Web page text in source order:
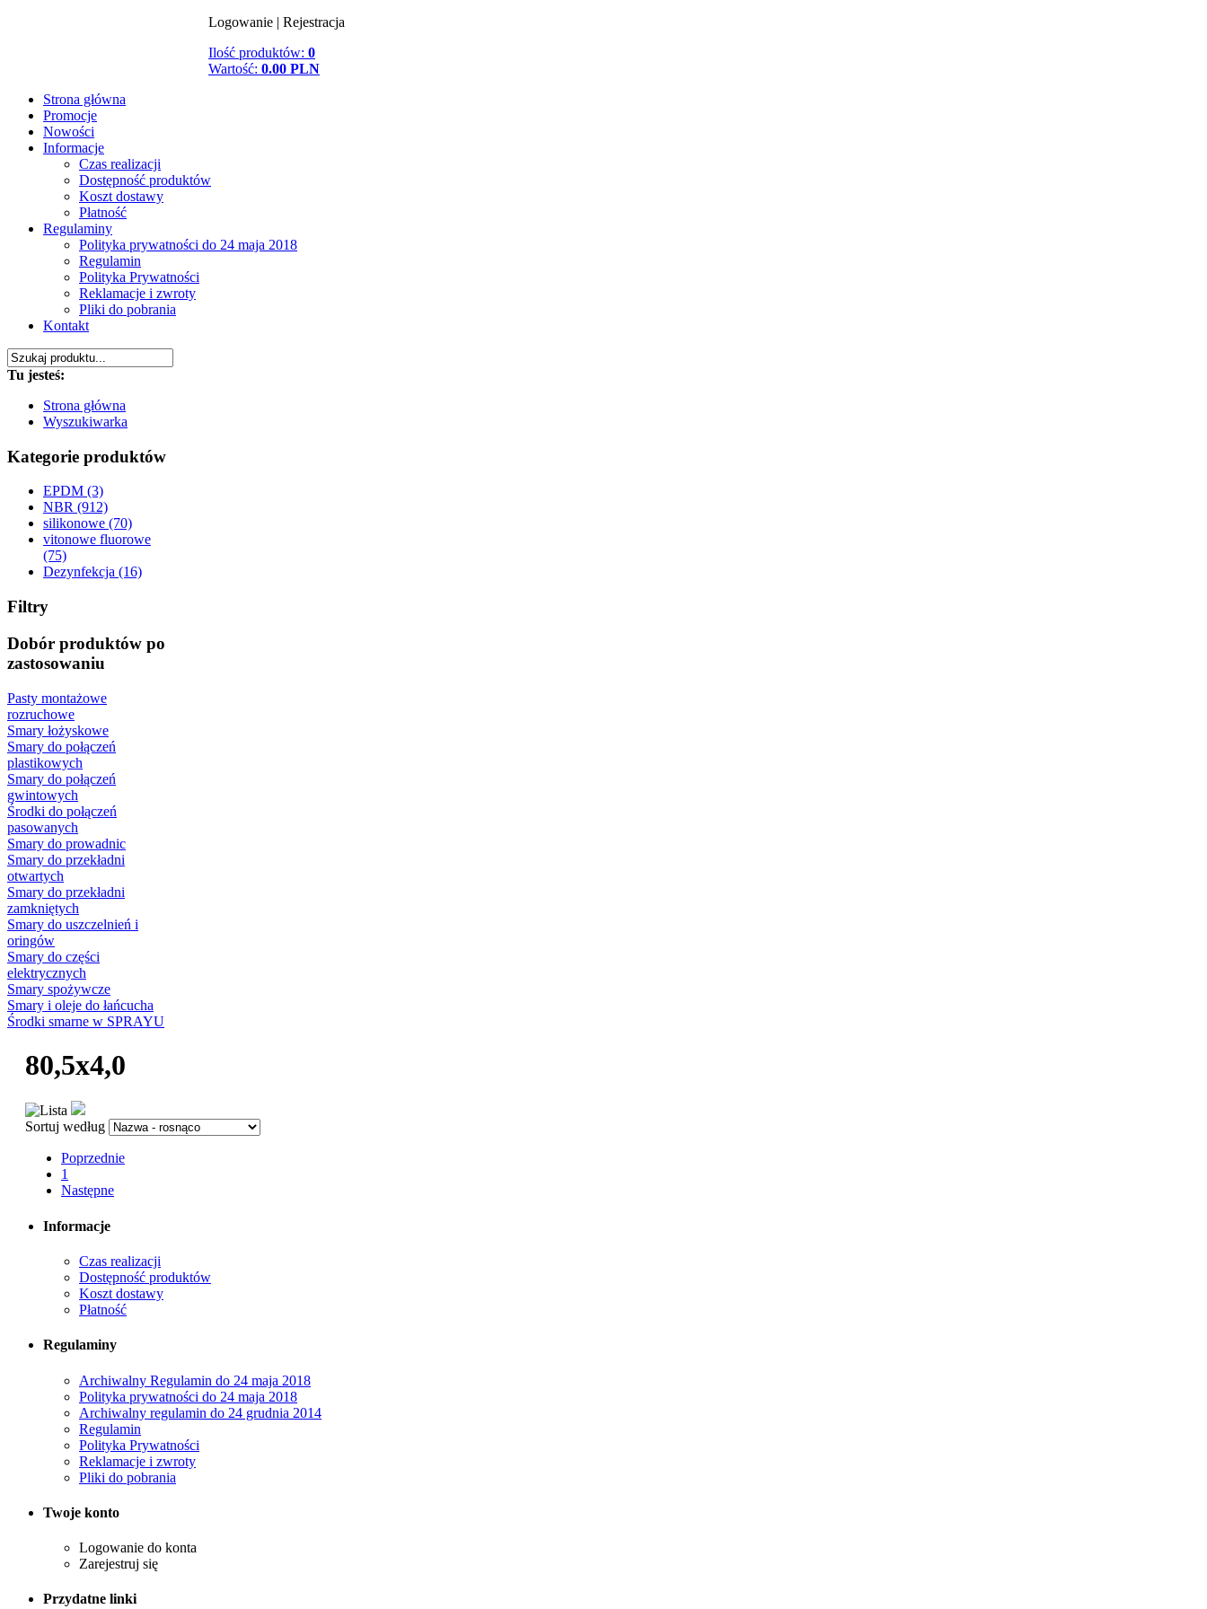
Logowanie | Rejestracja
Ilość produktów: 0
Wartość: 0.00 PLN
Strona główna
Promocje
Nowości
Informacje
Czas realizacji
Dostępność produktów
Koszt dostawy
Płatność
Regulaminy
Polityka prywatności do 24 maja 2018
Regulamin
Polityka Prywatności
Reklamacje i zwroty
Pliki do pobrania
Kontakt
Tu jesteś:
Strona główna
Wyszukiwarka
Kategorie produktów
EPDM (3)
NBR (912)
silikonowe (70)
vitonowe fluorowe
(75)
Dezynfekcja (16)
Filtry
Dobór produktów po
zastosowaniu
Pasty montażowe
rozruchowe
Smary łożyskowe
Smary do połączeń
plastikowych
Smary do połączeń
gwintowych
Środki do połączeń
pasowanych
Smary do prowadnic
Smary do przekładni
otwartych
Smary do przekładni
zamkniętych
Smary do uszczelnień i
oringów
Smary do części
elektrycznych
Smary spożywcze
Smary i oleje do łańcucha
Środki smarne w SPRAYU
80,5x4,0
Sortuj według
Poprzednie
1
Następne
Informacje
Czas realizacji
Dostępność produktów
Koszt dostawy
Płatność
Regulaminy
Archiwalny Regulamin do 24 maja 2018
Polityka prywatności do 24 maja 2018
Archiwalny regulamin do 24 grudnia 2014
Regulamin
Polityka Prywatności
Reklamacje i zwroty
Pliki do pobrania
Twoje konto
Logowanie do konta
Zarejestruj się
Przydatne linki